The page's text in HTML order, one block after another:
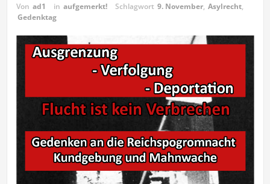
Von ad1 in aufgemerkt! Schlagwort 9. November, Asylrecht,
Gedenktag